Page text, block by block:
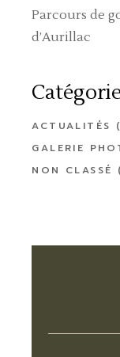
Parcours de
d’Aurillac
ACTUALITÉS
GALERIE
NON CLASSÉ